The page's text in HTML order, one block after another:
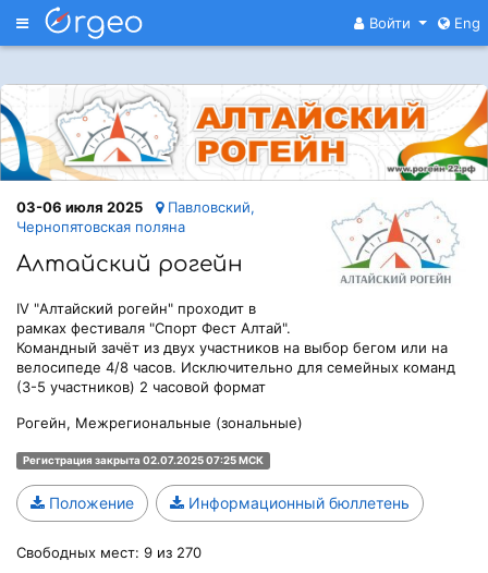
Меню Войти Eng
03-06 июля 2025
Павловский,
Чернопятовская поляна
Алтайский рогейн
IV "Алтайский рогейн" проходит в
рамках фестиваля "Спорт Фест Алтай".
Командный зачёт из двух участников на выбор бегом или на
велосипеде 4/8 часов. Исключительно для семейных команд
(3-5 участников) 2 часовой формат
Рогейн, Межрегиональные (зональные)
Регистрация закрыта 02.07.2025 07:25 МСК
Положение Информационный бюллетень
Свободных мест: 9 из 270